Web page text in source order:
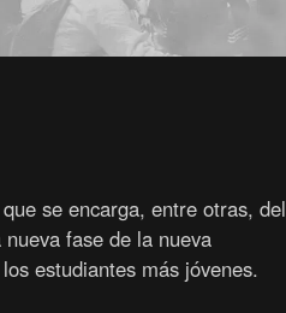
se encarga, entre otras, del
fase de la nueva
estudiantes más jóvenes.